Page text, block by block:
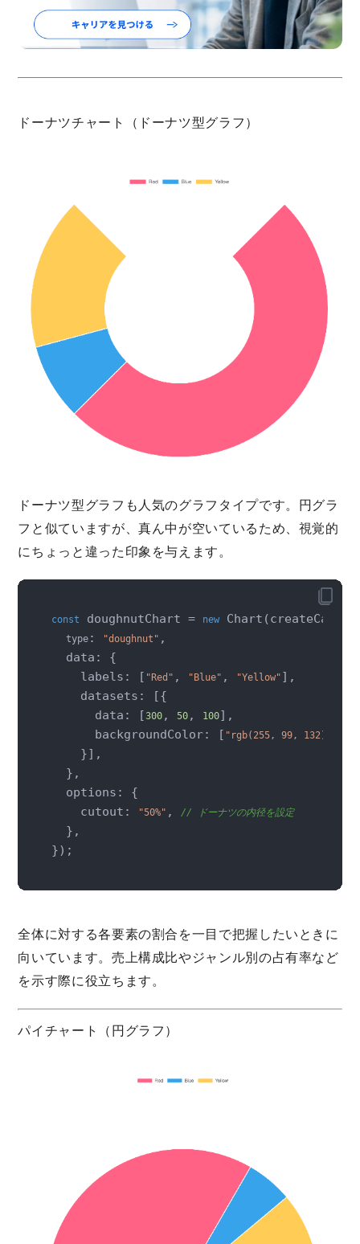
ドーナツチャート（ドーナツ型グラフ）
ドーナツ型グラフも人気のグラフタイプです。円グラ
フと似ていますが、真ん中が空いているため、視覚的
にちょっと違った印象を与えます。
const doughnutChart = new
type: "doughnut" ,
  data: {
    labels: [
"Red" , "Blue" , "Yellow" ],
    datasets: [{
      data: [
300, 50, 100],
      backgroundColor: [
"rgb(255, 99, 132)"
    }],
  },
  options: {
    cutout:
"50%" , // ドーナツの内径を設定
  },
});
全体に対する各要素の割合を一目で把握したいときに
向いています。売上構成比やジャンル別の占有率など
を示す際に役立ちます。
パイチャート（円グラフ）